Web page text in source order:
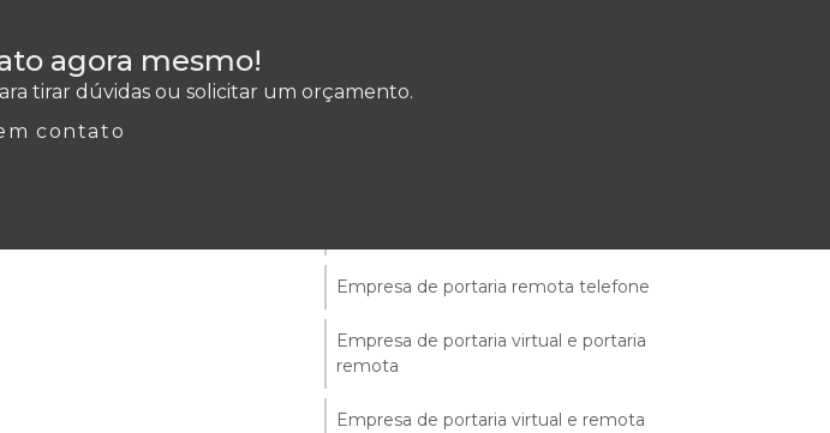
agora mesmo!
tirar dúvidas ou solicitar um orçamento.
contato
Empresa de portaria remota telefone
Empresa de portaria virtual e portaria
remota
Empresa de portaria virtual e remota